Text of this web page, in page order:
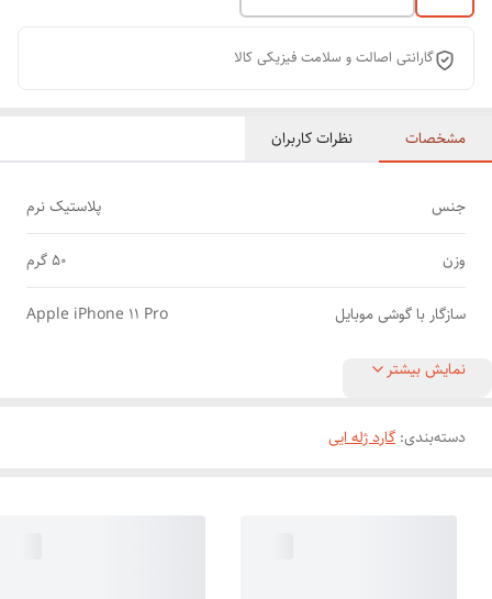
گارانتی اصالت و سلامت فیزیکی کالا
مشخصات نظرات کاربران
جنس پلاستیک نرم
وزن 50 گرم
سازگار با گوشی موبایل Apple iPhone 11 Pro
نمایش بیشتر
دسته‌بندی: گارد ژله ایی